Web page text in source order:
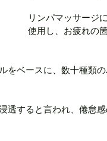
リンパマッサージ
使用し、お疲れの
をベースに、数十種類
透すると言われ、倦怠